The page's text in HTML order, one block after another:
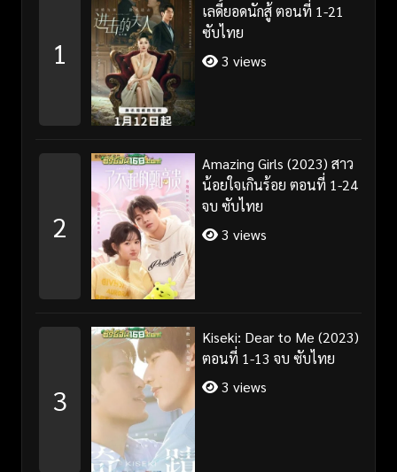
1
เลดี้ยอดนักสู้ ตอนที่ 1-21
ซับไทย
3 views
2
Amazing Girls (2023) สาว
น้อยใจเกินร้อย ตอนที่ 1-24
จบ ซับไทย
3 views
3
Kiseki: Dear to Me (2023)
ตอนที่ 1-13 จบ ซับไทย
3 views